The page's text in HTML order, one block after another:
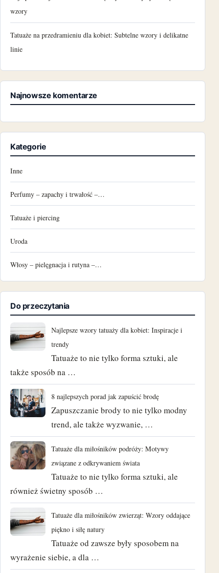
wzory
Tatuaże na przedramieniu dla kobiet: Subtelne wzory i delikatne
linie
Najnowsze komentarze
Kategorie
Inne
Perfumy – zapachy i trwałość –…
Tatuaże i piercing
Uroda
Włosy – pielęgnacja i rutyna –…
Do przeczytania
Najlepsze wzory tatuaży dla kobiet: Inspiracje i
trendy
Tatuaże to nie tylko forma sztuki, ale
także sposób na …
8 najlepszych porad jak zapuścić brodę
Zapuszczanie brody to nie tylko modny
trend, ale także wyzwanie, …
Tatuaże dla miłośników podróży: Motywy
związane z odkrywaniem świata
Tatuaże to nie tylko forma sztuki, ale
również świetny sposób …
Tatuaże dla miłośników zwierząt: Wzory oddające
piękno i siłę natury
Tatuaże od zawsze były sposobem na
wyrażenie siebie, a dla …